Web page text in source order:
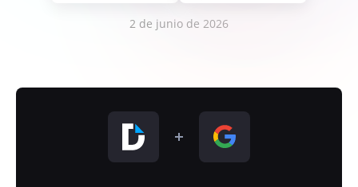
2 de junio de 2026